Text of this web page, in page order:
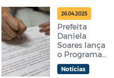
feira
26.04.2025
Prefeita
Daniela
Soares lança
o Programa
Araruama
Aprender +
Notícias